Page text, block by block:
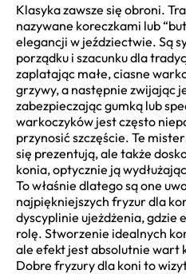
Klasyka zawsze się obroni.
nazywane koreczkami lub
elegancji w jeździectwie. Są
porządku i szacunku dla
zaplatając małe, ciasne
grzywy, a następnie zwijając
zabezpieczając gumką lub
warkoczyków jest często
przynosić szczęście. Te
się prezentują, ale także
konia, optycznie ją
To właśnie dlatego są one
najpiękniejszych fryzur dla
dyscyplinie ujeżdżenia,
rolę. Stworzenie idealnych
ale efekt jest absolutnie wart
Dobre fryzury dla koni to